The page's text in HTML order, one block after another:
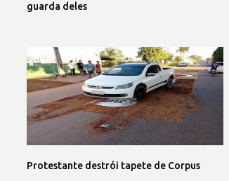
guarda deles
Protestante destrói tapete de Corpus